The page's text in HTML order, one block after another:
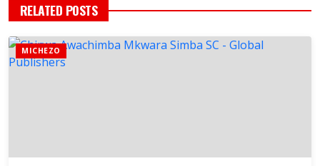
RELATED POSTS
MICHEZO